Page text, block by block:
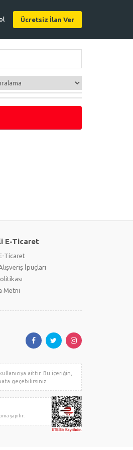
Ücretsiz İlan Ver
E-Ticaret
Ticaret
İpuçları
Metni
aittir. Bu içeriğin,
geçebilirsiniz.